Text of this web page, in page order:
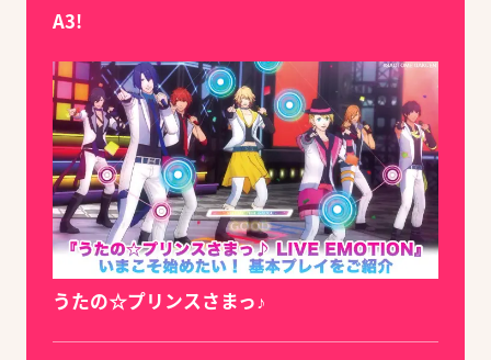
A3!
うたの☆プリンスさまっ♪